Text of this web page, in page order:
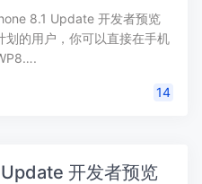
8.1 Update 开发者预览
划的用户，你可以直接在手机
14
开发者预览